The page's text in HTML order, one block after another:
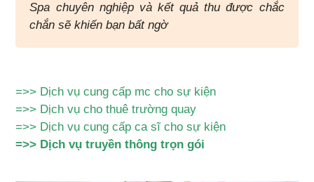
Spa chuyên nghiệp và kết quả thu được chắc
chắn sẽ khiến bạn bất ngờ
=>> Dịch vụ cung cấp mc cho sự kiện
=>> Dịch vụ cho thuê trường quay
=>> Dịch vụ cung cấp ca sĩ cho sự kiện
=>> Dịch vụ truyền thông trọn gói